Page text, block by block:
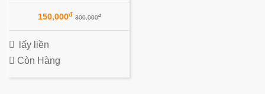
150,000đ 300,000đ
lấy liền
Còn Hàng